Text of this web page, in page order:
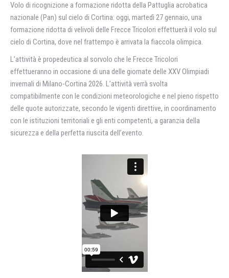
Volo di ricognizione a formazione ridotta della Pattuglia acrobatica
nazionale (Pan) sul cielo di Cortina: oggi, martedì 27 gennaio, una
formazione ridotta di velivoli delle Frecce Tricolori effettuerà il volo sul
cielo di Cortina, dove nel frattempo è arrivata la fiaccola olimpica.
L’attività è propedeutica al sorvolo che le Frecce Tricolori
effettueranno in occasione di una delle giornate delle XXV Olimpiadi
invernali di Milano-Cortina 2026. L’attività verrà svolta
compatibilmente con le condizioni meteorologiche e nel pieno rispetto
delle quote autorizzate, secondo le vigenti direttive, in coordinamento
con le istituzioni territoriali e gli enti competenti, a garanzia della
sicurezza e della perfetta riuscita dell’evento.